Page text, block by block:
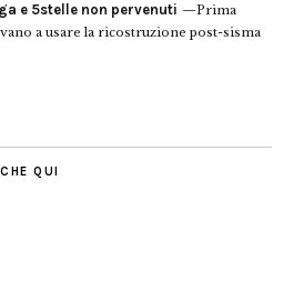
e 5stelle non pervenuti
Prima
a usare la ricostruzione post-sisma
QUI